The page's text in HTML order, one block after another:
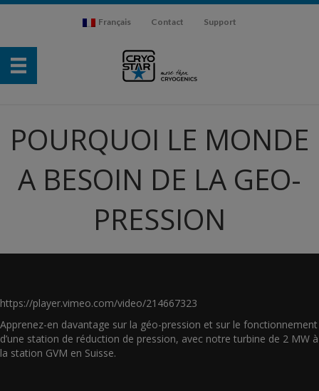
Français Contact Support
POURQUOI LE MONDE
A BESOIN DE LA GEO-
PRESSION
https://player.vimeo.com/video/214667323
Apprenez-en davantage sur la géo-pression et sur le fonctionnement
d’une station de réduction de pression, avec notre turbine de 2 MW à
la station GVM en Suisse.